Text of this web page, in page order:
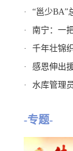
·
“邕少BA”
·
南宁：一
·
千年壮锦
·
感恩伸出
·
水库管理
-专题-